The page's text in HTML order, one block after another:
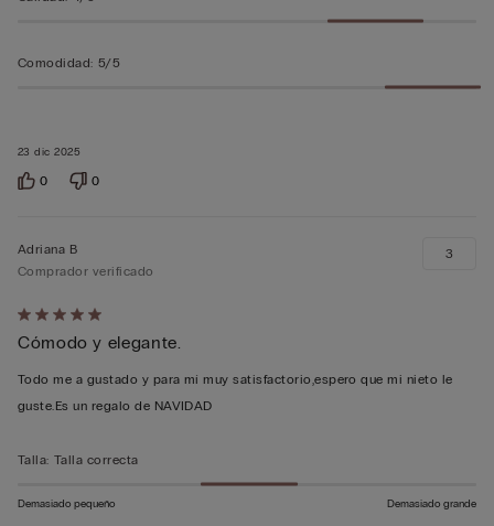
23 dic 2025
Comodidad: 5/5
0 0
Calificación
de
5
sobre
Adriana B
Comprador verificado
Cómodo y elegante.
Todo me a gustado y para mí muy satisfactorio,espero que mi nieto le
guste.Es un regalo de NAVIDAD
3
Talla: Talla correcta
Demasiado pequeño Demasiado grande